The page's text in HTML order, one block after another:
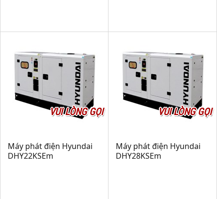
VUI LÒNG GỌI
Máy phát điện Hyundai
DHY22KSEm
VUI LÒNG GỌI
Máy phát điện Hyundai
DHY28KSEm